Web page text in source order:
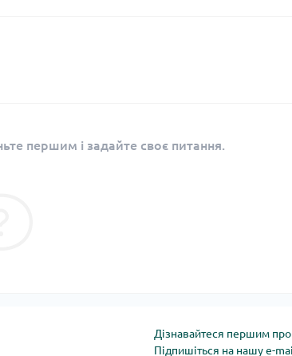
першим і задайте своє питання.
Дізнавайтеся першим про
Підпишіться на нашу e-